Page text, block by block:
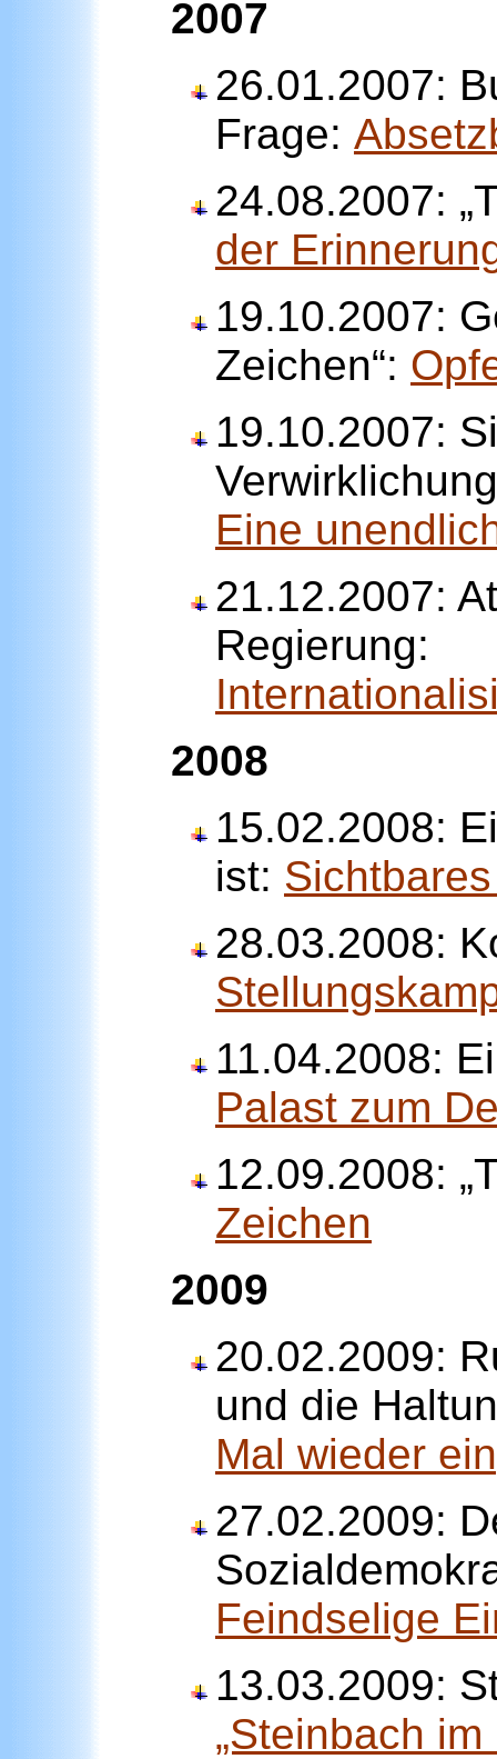
2007
26.01.2007:
Frage:
24.08.2007:
der
19.10.2007:
Zeichen“:
19.10.2007:
Eine
21.12.2007:
Regierung:
2008
15.02.2008:
ist:
28.03.2008:
11.04.2008:
Palast zum
12.09.2008:
Zeichen
2009
20.02.2009:
und die
Mal wieder
27.02.2009:
Feindselige
13.03.2009:
„Steinbach